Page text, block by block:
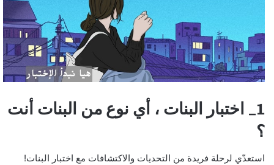
1_ اختبار البنات ، أي نوع من البنات أنت
؟
استعدّي لرحلة فريدة من التحديات والاكتشافات مع اختبار البنات!